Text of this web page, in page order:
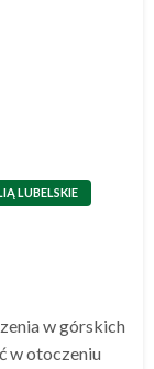
LUBELSKIE
w górskich
w otoczeniu